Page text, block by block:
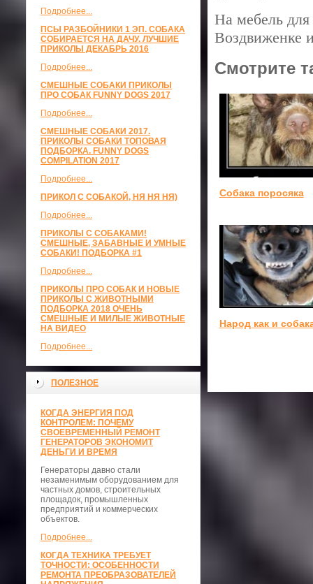
Подробнее...
ПСЫ РАЗБОЙНИКИ 1 ЭП. СОБАКА
СОБИРАЕТСЯ НА ДАЧУ. ЛУЧШИЕ
ПРИКОЛЫ ДЕКАБРЬ 2016
Подробнее...
СМЕШНЫЕ СОБАКИ ПРИКОЛЫ
ПРО СОБАК FUNNY DOGS 2017
Подробнее...
СМЕШНЫЕ СОБАКИ 2017.
ПРИКОЛЫ СОБАКИ ТОПОВАЯ
ПОДБОРКА. FUNNY DOGS
COMPILATION 2017
Подробнее...
ПРИКОЛ С СОБАКОЙ, НЯ НЯ НЯ)
Подробнее...
ПРИКОЛЫ С СОБАКАМИ!
СМЕШНЫЕ, ЗАБАВНЫЕ И УМНЫЕ
СОБАКИ! ПОДБОРКА #1
Подробнее...
ПРИКОЛЫ ПРО СОБАК И НОВЫЕ
ПРИКОЛЫ С ЖИВОТНЫМИ
ПОДБОРКА 2018 ОЧЕНЬ
СМЕШНЫЕ И МИЛЫЕ ЖИВОТНЫЕ
НА ВИДЕО
Подробнее...
ПОЛЕЗНОЕ
КОГДА ЭНЕРГИЯ ПОД
КОНТРОЛЕМ: ПОЧЕМУ
СВОЕВРЕМЕННЫЙ РЕМОНТ
ГЕНЕРАТОРОВ ЭКОНОМИТ
ДЕНЬГИ И ВРЕМЯ
Генераторы давно стали
незаменимым оборудованием для
частных домов, строительных
площадок, промышленных
предприятий и коммерческих
объектов.
Подробнее...
КОГДА ТЕХНИКА ТРЕБУЕТ
ТОЧНОСТИ: ОСОБЕННОСТИ
РЕМОНТА ПРЕОБРАЗОВАТЕЛЕЙ
На мебель
Воздвиженке
Смотрите
Собака поросяка
Народ как и